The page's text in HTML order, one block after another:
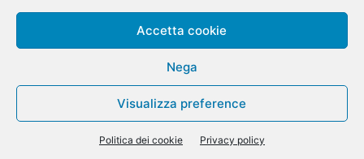
Accetta cookie
Nega
Visualizza preference
Politica dei cookie Privacy policy
info@arscommunication.it
@ArsCommunication 2023